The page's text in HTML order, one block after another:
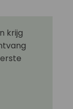
krijg